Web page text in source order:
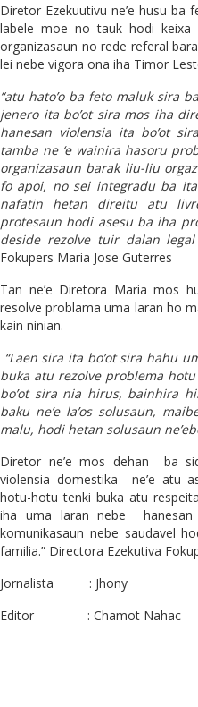
Diretor Ezekuutivu ne’e husu
labele moe no tauk hodi
organizasaun no rede referal
lei nebe vigora ona iha Timor
“atu hato’o ba feto maluk sira
jenero ita bo’ot sira mos iha
hanesan violensia ita bo’ot
tamba ne ‘e wainira hasoru
organizasaun barak liu-liu
fo apoi, no sei integradu ba ita
nafatin hetan direitu atu
protesaun hodi asesu ba iha
deside rezolve tuir dalan legal
Fokupers Maria Jose Guterres
Tan ne’e Diretora Maria mos
resolve problama uma laran ho
kain ninian.
“Laen sira ita bo’ot sira hahu
buka atu rezolve problema
bo’ot sira nia hirus, bainhira
baku ne’e la’os solusaun,
malu, hodi hetan solusaun
Diretor ne’e mos dehan ba
violensia domestika ne’e atu
hotu-hotu tenki buka atu
iha uma laran nebe
komunikasaun nebe saudavel
familia.” Directora Ezekutiva
Jornalista : Jhony
Editor : Chamot Nahac